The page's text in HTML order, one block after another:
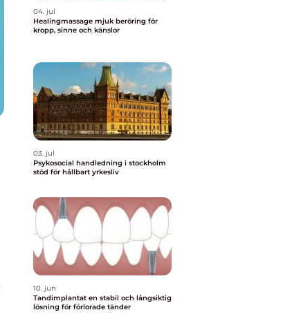
04. jul
Healingmassage mjuk beröring för
kropp, sinne och känslor
03. jul
Psykosocial handledning i stockholm
stöd för hållbart yrkesliv
10. jun
Tandimplantat en stabil och långsiktig
lösning för förlorade tänder